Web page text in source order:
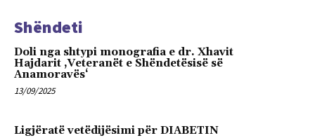
Shëndeti
Doli nga shtypi monografia e dr. Xhavit
Hajdarit ‚Veteranët e Shëndetësisë së
Anamoravës‘
13/09/2025
Ligjëratë vetëdijësimi për DIABETIN